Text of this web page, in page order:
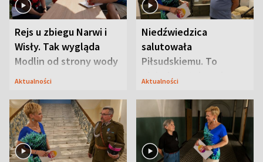
Rejs u zbiegu Narwi i
Wisły. Tak wygląda
Modlin od strony wody
Aktualności
Niedźwiedzica
salutowała
Piłsudskiemu. To
niejedyna tajemnica
Aktualności